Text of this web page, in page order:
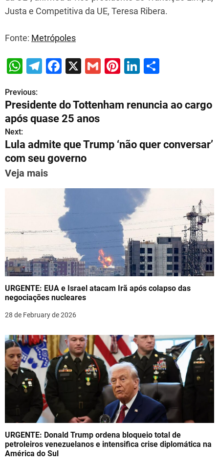
Justa e Competitiva da UE, Teresa Ribera.
Fonte: Metrópoles
W
at
s
A
p
p
T
e
gr
a
m
F
c
e
b
o
o
X
G
ai
l
Pi
e
Li
e
n
ar
e
P
o
s
t
n
i
a
t
i
o
n
Previous:
Presidente do Tottenham renuncia ao cargo
após quase 25 anos
Next:
Lula admite que Trump ‘não quer conversar’
com seu governo
Veja mais
URGENTE: EUA e Israel atacam Irã após colapso das
negociações nucleares
28 de February de 2026
URGENTE: Donald Trump ordena bloqueio total de
petroleiros venezuelanos e intensifica crise diplomática na
América do Sul